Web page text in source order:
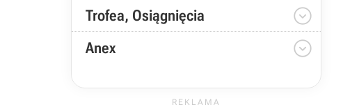
Trofea, Osiągnięcia 
Anex 